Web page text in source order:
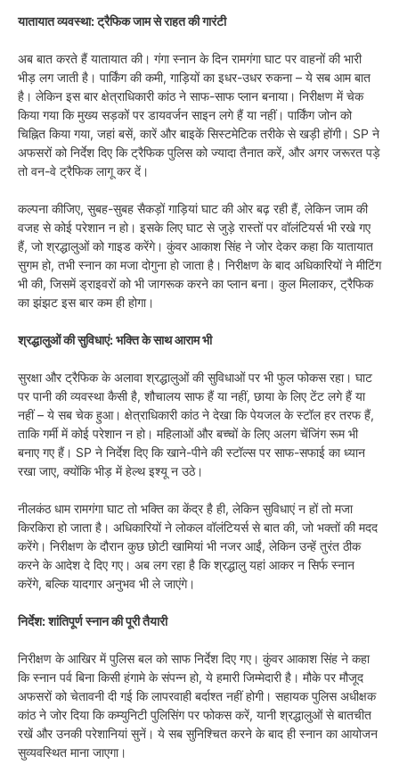
यातायात व्यवस्था: ट्रैफिक जाम से राहत की गारंटी
अब बात करते हैं यातायात की। गंगा स्नान के दिन रामगंगा घाट पर वाहनों की भारी
भीड़ लग जाती है। पार्किंग की कमी, गाड़ियों का इधर-उधर रुकना – ये सब आम बात
है। लेकिन इस बार क्षेत्राधिकारी कांठ ने साफ-साफ प्लान बनाया। निरीक्षण में चेक
किया गया कि मुख्य सड़कों पर डायवर्जन साइन लगे हैं या नहीं। पार्किंग जोन को
चिह्नित किया गया, जहां बसें, कारें और बाइकें सिस्टमेटिक तरीके से खड़ी होंगी। SP ने
अफसरों को निर्देश दिए कि ट्रैफिक पुलिस को ज्यादा तैनात करें, और अगर जरूरत पड़े
तो वन-वे ट्रैफिक लागू कर दें।
कल्पना कीजिए, सुबह-सुबह सैकड़ों गाड़ियां घाट की ओर बढ़ रही हैं, लेकिन जाम की
वजह से कोई परेशान न हो। इसके लिए घाट से जुड़े रास्तों पर वॉलंटियर्स भी रखे गए
हैं, जो श्रद्धालुओं को गाइड करेंगे। कुंवर आकाश सिंह ने जोर देकर कहा कि यातायात
सुगम हो, तभी स्नान का मजा दोगुना हो जाता है। निरीक्षण के बाद अधिकारियों ने मीटिंग
भी की, जिसमें ड्राइवरों को भी जागरूक करने का प्लान बना। कुल मिलाकर, ट्रैफिक
का झंझट इस बार कम ही होगा।
श्रद्धालुओं की सुविधाएं: भक्ति के साथ आराम भी
सुरक्षा और ट्रैफिक के अलावा श्रद्धालुओं की सुविधाओं पर भी फुल फोकस रहा। घाट
पर पानी की व्यवस्था कैसी है, शौचालय साफ हैं या नहीं, छाया के लिए टेंट लगे हैं या
नहीं – ये सब चेक हुआ। क्षेत्राधिकारी कांठ ने देखा कि पेयजल के स्टॉल हर तरफ हैं,
ताकि गर्मी में कोई परेशान न हो। महिलाओं और बच्चों के लिए अलग चेंजिंग रूम भी
बनाए गए हैं। SP ने निर्देश दिए कि खाने-पीने की स्टॉल्स पर साफ-सफाई का ध्यान
रखा जाए, क्योंकि भीड़ में हेल्थ इश्यू न उठे।
नीलकंठ धाम रामगंगा घाट तो भक्ति का केंद्र है ही, लेकिन सुविधाएं न हों तो मजा
किरकिरा हो जाता है। अधिकारियों ने लोकल वॉलंटियर्स से बात की, जो भक्तों की मदद
करेंगे। निरीक्षण के दौरान कुछ छोटी खामियां भी नजर आईं, लेकिन उन्हें तुरंत ठीक
करने के आदेश दे दिए गए। अब लग रहा है कि श्रद्धालु यहां आकर न सिर्फ स्नान
करेंगे, बल्कि यादगार अनुभव भी ले जाएंगे।
निर्देश: शांतिपूर्ण स्नान की पूरी तैयारी
निरीक्षण के आखिर में पुलिस बल को साफ निर्देश दिए गए। कुंवर आकाश सिंह ने कहा
कि स्नान पर्व बिना किसी हंगामे के संपन्न हो, ये हमारी जिम्मेदारी है। मौके पर मौजूद
अफसरों को चेतावनी दी गई कि लापरवाही बर्दाश्त नहीं होगी। सहायक पुलिस अधीक्षक
कांठ ने जोर दिया कि कम्युनिटी पुलिसिंग पर फोकस करें, यानी श्रद्धालुओं से बातचीत
रखें और उनकी परेशानियां सुनें। ये सब सुनिश्चित करने के बाद ही स्नान का आयोजन
सुव्यवस्थित माना जाएगा।